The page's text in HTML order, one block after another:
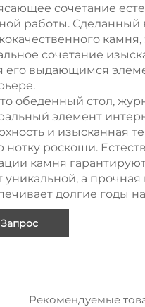
сочетание
работы. Сделанный
камня,
сочетание
его выдающимся
обеденный стол,
элемент
и изысканная
нотку роскоши.
камня
уникальной, а прочная
долгие годы
Запрос
Рекомендуемые